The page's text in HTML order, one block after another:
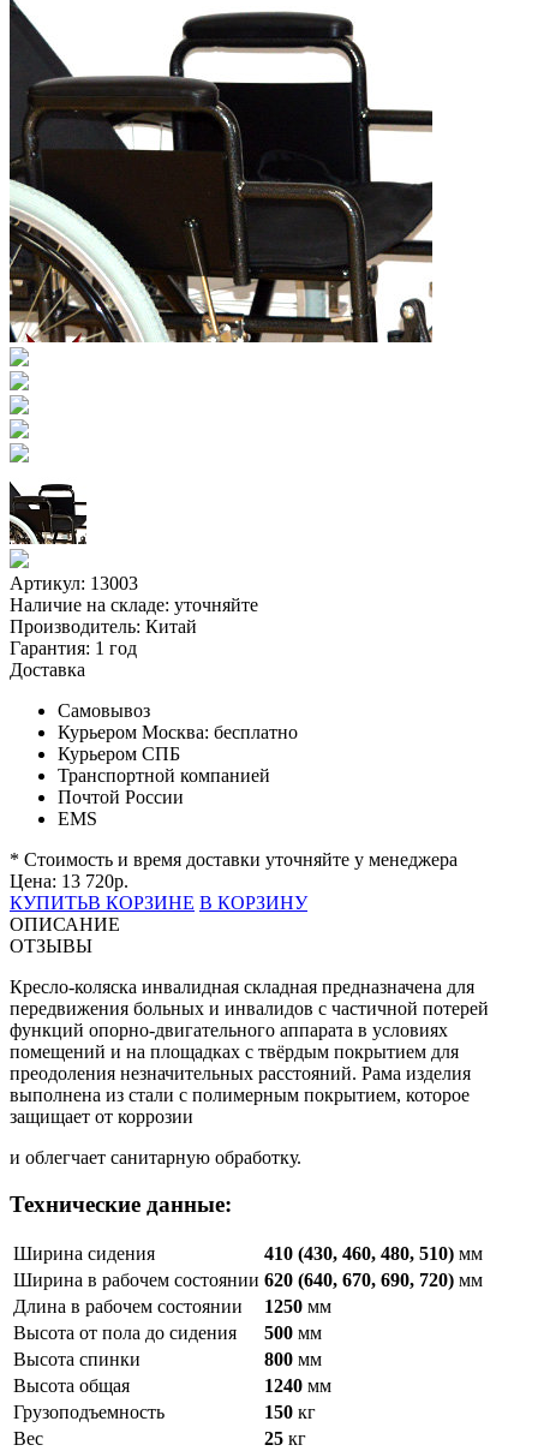
Артикул: 13003
Наличие на складе: уточняйте
Производитель: Китай
Гарантия: 1 год
Доставка
Самовывоз
Курьером Москва: бесплатно
Курьером СПБ
Транспортной компанией
Почтой России
EMS
* Стоимость и время доставки уточняйте у менеджера
Цена: 13 720р.
КУПИТЬВ КОРЗИНЕ В КОРЗИНУ
ОПИСАНИЕ
ОТЗЫВЫ
Кресло-коляска инвалидная складная предназначена для
передвижения больных и инвалидов с частичной потерей
функций опорно-двигательного аппарата в условиях
помещений и на площадках с твёрдым покрытием для
преодоления незначительных расстояний. Рама изделия
выполнена из стали с полимерным покрытием, которое
защищает от коррозии
и облегчает санитарную обработку.
Технические данные:
Ширина сидения 410 (430, 460, 480, 510) мм
Ширина в рабочем состоянии 620 (640, 670, 690, 720) мм
Длина в рабочем состоянии
1250 мм
Высота от пола до сидения
500 мм
Высота спинки
800 мм
Высота общая
1240 мм
Грузоподъемность
150 кг
Вес
25 кг